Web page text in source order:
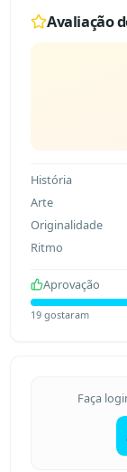
Avaliação
História
Arte
Originalidade
Ritmo
Aprovação
19gostaram
Faça